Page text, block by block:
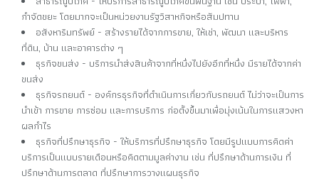
กำจัดขยะ โดยมากจะเป็นหน่วยงานรัฐวิสาหกิจหรือสัมปทาน
อสังหาริมทรัพย์ - สร้างรายได้จากการขาย, ให้เช่า, พัฒนา และบริหาร
ที่ดิน, บ้าน และอาคารต่าง ๆ
ธุรกิจขนส่ง - บริการนำส่งสินค้าจากที่หนึ่งไปยังอีกที่หนึ่ง มีรายได้จากค่า
ขนส่ง
ธุรกิจรถยนต์ - องค์กรธุรกิจที่ดำเนินการเกี่ยวกับรถยนต์ ไม่ว่าจะเป็นการ
นำเข้า การขาย การซ่อม และการบริการ ก่อตั้งขึ้นมาเพื่อมุ่งเน้นในการแสวงหา
ผลกำไร
ธุรกิจที่ปรึกษาธุรกิจ - ให้บริการที่ปรึกษาธุรกิจ โดยมีรูปแบบการคิดค่า
บริการเป็นแบบรายเดือนหรือคิดตามมูลค่างาน เช่น ที่ปรึกษาด้านการเงิน ที่
ปรึกษาด้านการตลาด ที่ปรึกษาการวางแผนธุรกิจ